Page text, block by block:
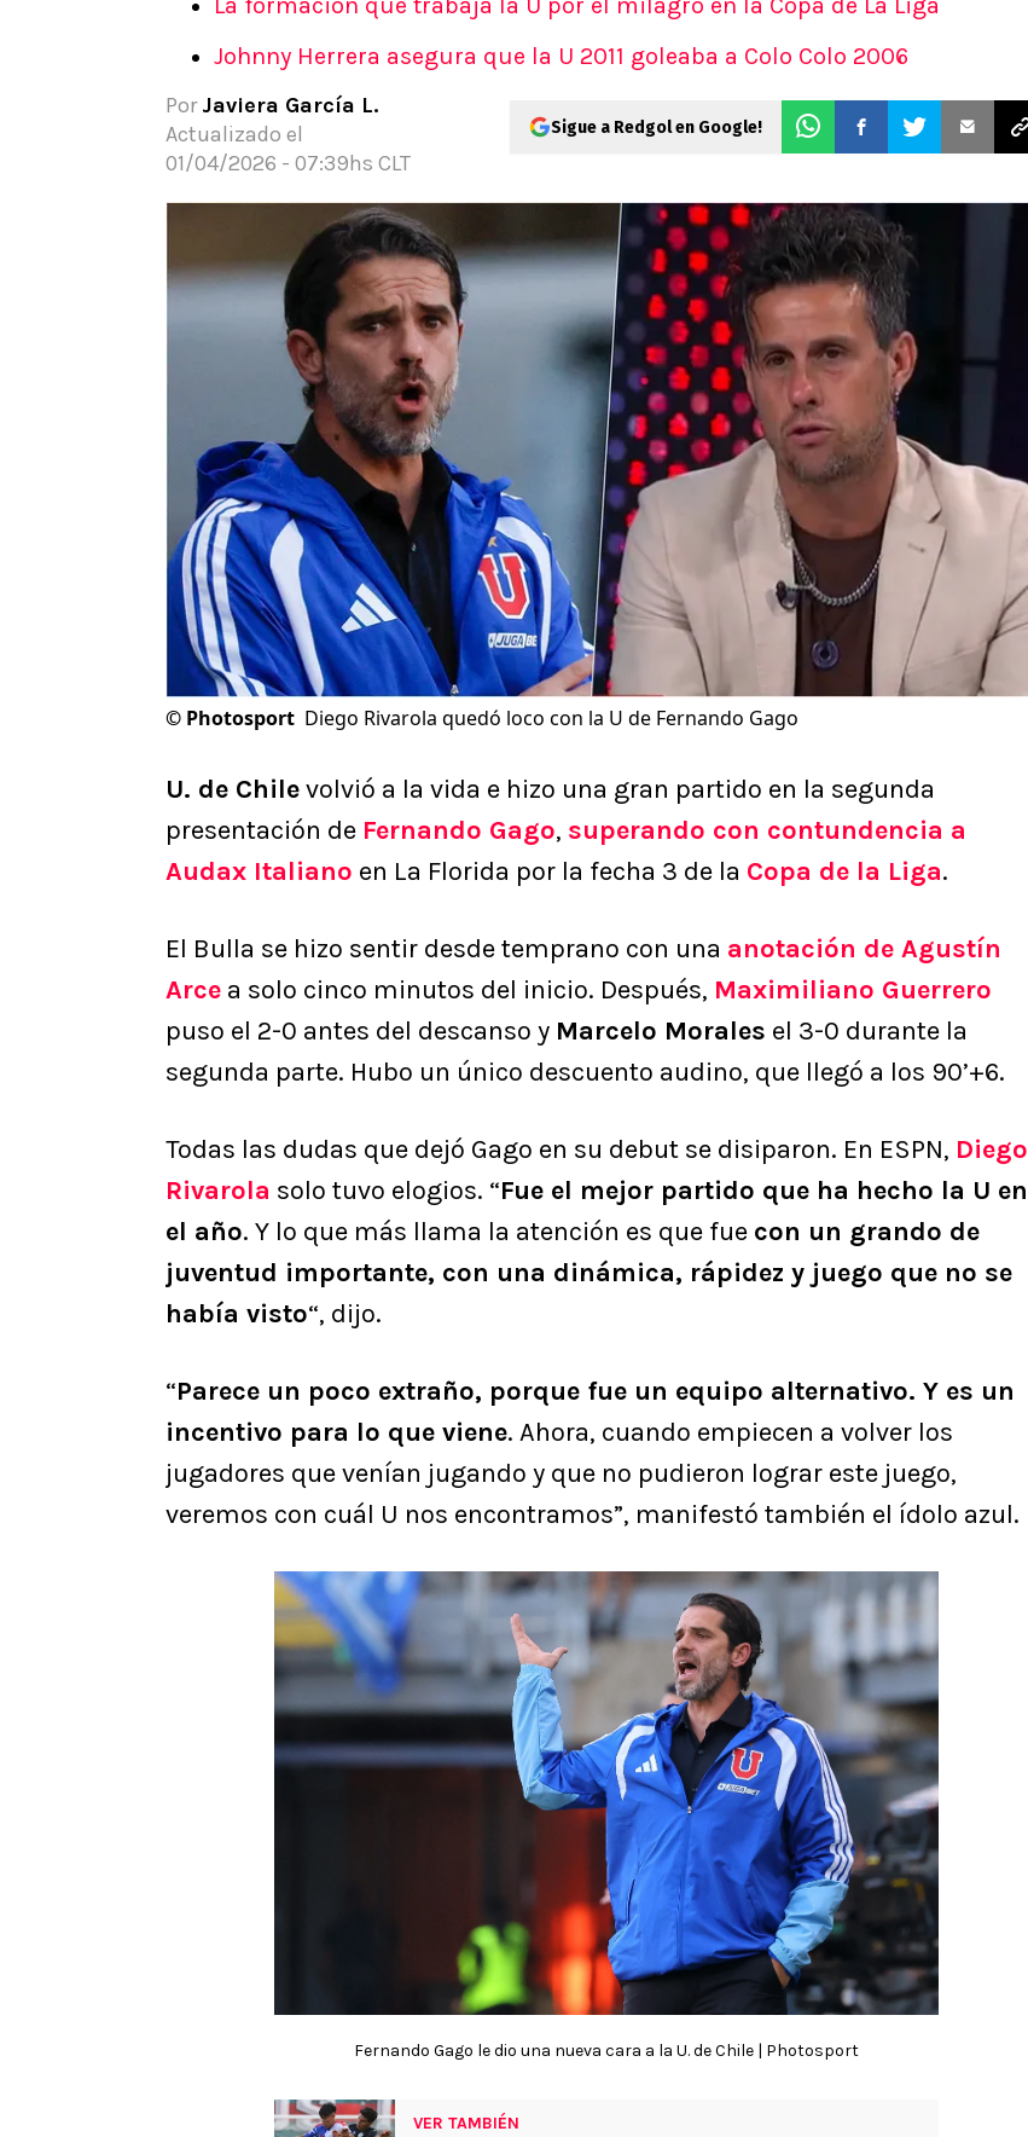
Pronósticos
Johnny Herrera asegura que la U 2011 goleaba a Colo Colo 2006
Por Javiera García L.
Actualizado el
01/04/2026 - 07:39hs CLT
Sigue a Redgol en Google!
© Photosport Diego Rivarola quedó loco con la U de Fernando Gago
U. de Chilevolvió a la vida e hizo una gran partido en la segunda
presentación de Fernando Gago, superando con contundencia a
Audax Italiano en La Florida por la fecha 3 de la Copa de la Liga.
El Bulla se hizo sentir desde temprano con una anotación de Agustín
Arce a solo cinco minutos del inicio. Después, Maximiliano Guerrero
puso el 2-0 antes del descanso y Marcelo Morales el 3-0 durante la
segunda parte. Hubo un único descuento audino, que llegó a los 90’+6.
Todas las dudas que dejó Gago en su debut se disiparon. En ESPN, Diego
Rivarola solo tuvo elogios. “Fue el mejor partido que ha hecho la U en
el año. Y lo que más llama la atención es que fue con un grando de
juventud importante, con una dinámica, rápidez y juego que no se
había visto“, dijo.
“Parece un poco extraño, porque fue un equipo alternativo. Y es un
incentivo para lo que viene. Ahora, cuando empiecen a volver los
jugadores que venían jugando y que no pudieron lograr este juego,
veremos con cuál U nos encontramos”, manifestó también el ídolo azul.
Fernando Gago le dio una nueva cara a la U. de Chile | Photosport
VER TAMBIÉN